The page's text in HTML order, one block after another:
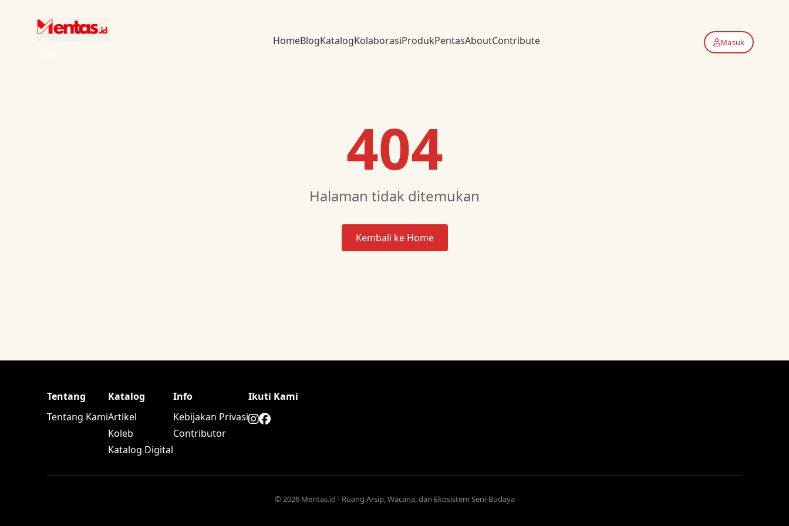
HomeBlogKatalogKolaborasiProdukPentasAboutContribute Masuk
404
Halaman tidak ditemukan
Kembali ke Home
Tentang
Tentang Kami
Katalog
Artikel
Koleb
Katalog Digital
Info
Kebijakan Privasi
Contributor
Ikuti Kami
© 2026 Mentas.id - Ruang Arsip, Wacana, dan Ekosistem Seni-Budaya